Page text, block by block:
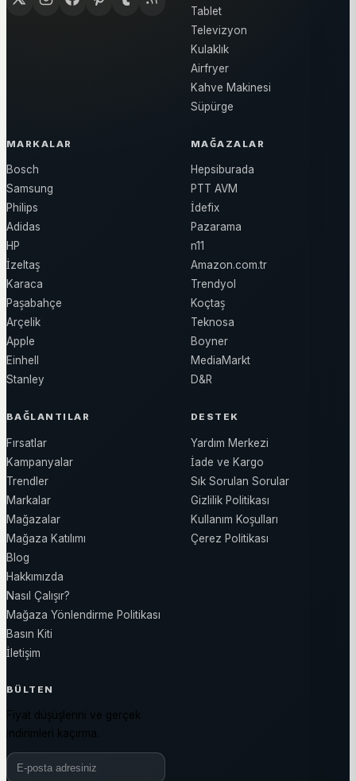
Tablet
Televizyon
Kulaklık
Airfryer
Kahve Makinesi
Süpürge
MARKALAR
Bosch
Samsung
Philips
Adidas
HP
İzeltaş
Karaca
Paşabahçe
Arçelik
Apple
Einhell
Stanley
MAĞAZALAR
Hepsiburada
PTT AVM
İdefix
Pazarama
n11
Amazon.com.tr
Trendyol
Koçtaş
Teknosa
Boyner
MediaMarkt
D&R
BAĞLANTILAR
Fırsatlar
Kampanyalar
Trendler
Markalar
Mağazalar
Mağaza Katılımı
Blog
Hakkımızda
Nasıl Çalışır?
Mağaza Yönlendirme Politikası
Basın Kiti
İletişim
DESTEK
Yardım Merkezi
İade ve Kargo
Sık Sorulan Sorular
Gizlilik Politikası
Kullanım Koşulları
Çerez Politikası
BÜLTEN
Fiyat düşüşlerini ve gerçek
indirimleri kaçırma.
Bülten e-posta adresiniz